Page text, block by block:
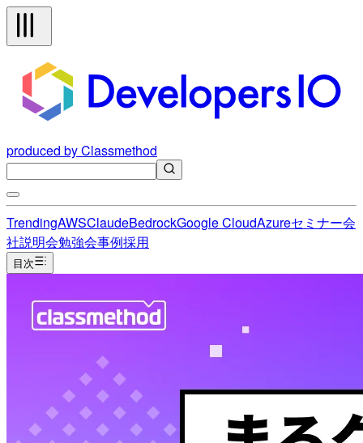
produced by Classmethod
TrendingAWSClaudeBedrockGoogle CloudAzureセミナー会
社説明会勉強会事例採用
目次